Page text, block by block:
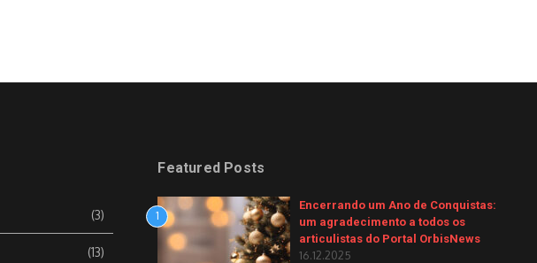
(3)
(13)
Featured Posts
1
Encerrando um Ano de Conquistas:
um agradecimento a todos os
articulistas do Portal OrbisNews
16.12.2025